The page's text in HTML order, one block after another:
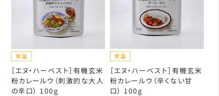
［エヌ・ハーベスト］有機玄米
粉カレールウ（刺激的な大人
の辛口） 100g
［エヌ・ハーベスト］有機玄米
粉カレールウ（辛くない甘
口） 100g